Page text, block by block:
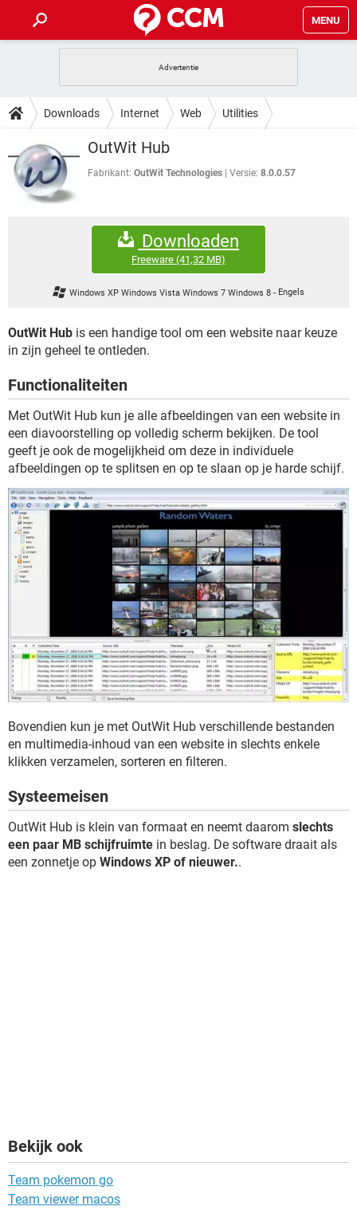
MENU
INSTAGRAM WINDOWS 10
NETFLIX
GRATIS SNAPCHAT
TIKTOK
HOW-TO
VIDEOBELLEN GAMES
INSTAGRAM
NETFLIX
DOWNLOADS
VIDEOBELLEN GAMES
INSTAGRAM
CORONAVIRUS
SNAPCHAT
FORUM
WINDOWS 10
CORONAVIRUS
SNAPCHAT
GAMES
GRATIS SNAPCHAT
Downloads Internet Web Utilities
OutWit Hub
Fabrikant: OutWit Technologies Versie: 8.0.0.57
Downloaden
Freeware (41,32 MB)
Windows XP Windows Vista Windows 7 Windows 8 - Engels
OutWit Hub is een handige tool om een website naar keuze
in zijn geheel te ontleden.
Functionaliteiten
Met OutWit Hub kun je alle afbeeldingen van een website in
een diavoorstelling op volledig scherm bekijken. De tool
geeft je ook de mogelijkheid om deze in individuele
afbeeldingen op te splitsen en op te slaan op je harde schijf.
Bovendien kun je met OutWit Hub verschillende bestanden
en multimedia-inhoud van een website in slechts enkele
klikken verzamelen, sorteren en filteren.
Systeemeisen
OutWit Hub is klein van formaat en neemt daarom slechts
een paar MB schijfruimte in beslag. De software draait als
een zonnetje op Windows XP of nieuwer..
Bekijk ook
Team pokemon go
Team viewer macos